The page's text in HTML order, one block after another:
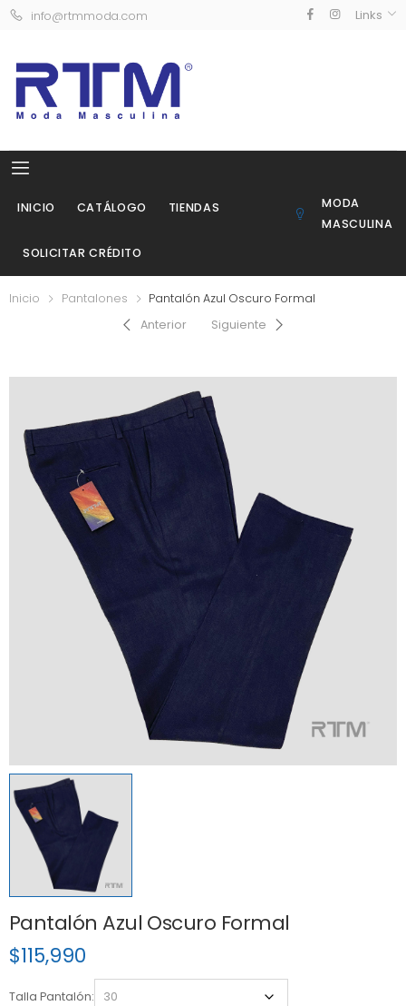
info@rtmmoda.com Links
INICIO CATÁLOGO TIENDAS
SOLICITAR CRÉDITO
MODA
MASCULINA
Inicio Pantalones
Pantalón Azul Oscuro Formal
Anterior
Siguiente
Pantalón Azul Oscuro Formal
$115,990
Talla Pantalón